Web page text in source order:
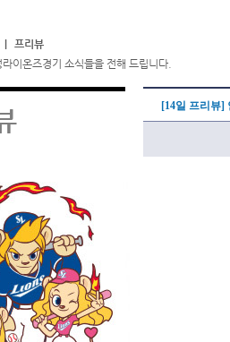
프리뷰
이온즈경기 소식들을 전해 드립니다.
[14일 프리뷰]